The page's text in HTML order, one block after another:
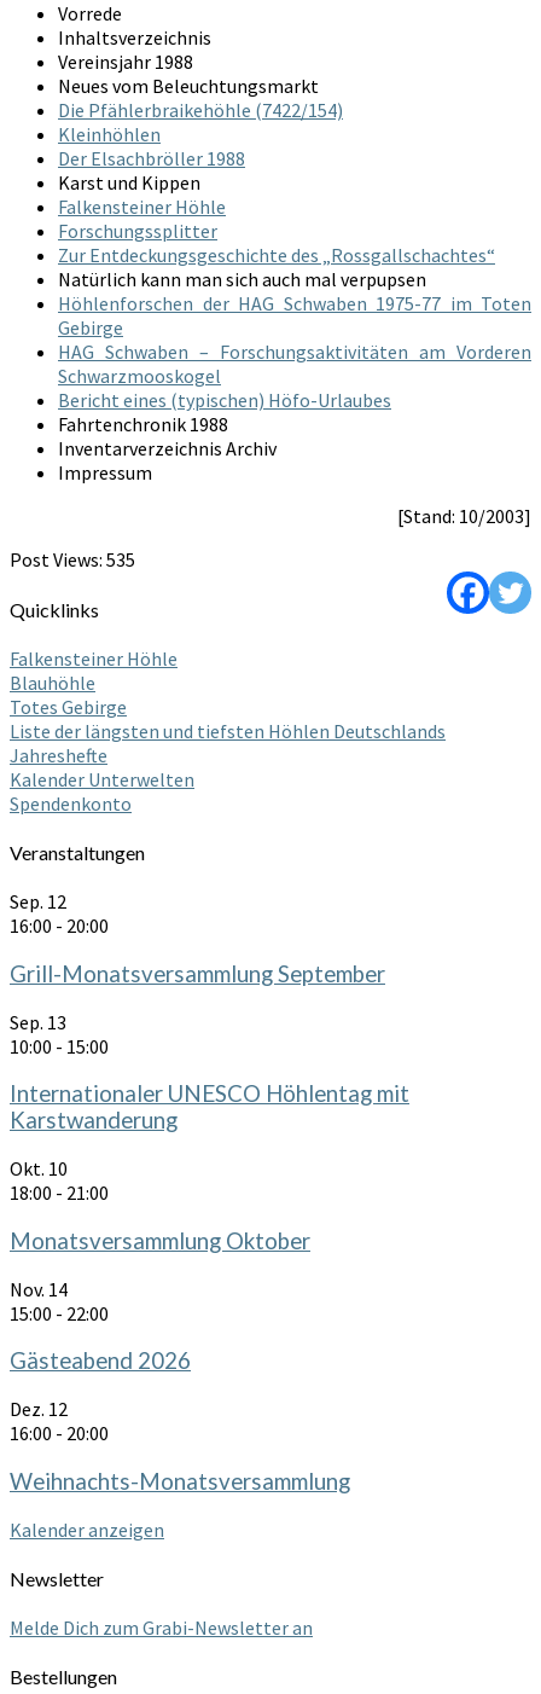
Vorrede
Inhaltsverzeichnis
Vereinsjahr 1988
Neues vom Beleuchtungsmarkt
Die Pfählerbraikehöhle (7422/154)
Kleinhöhlen
Der Elsachbröller 1988
Karst und Kippen
Falkensteiner Höhle
Forschungssplitter
Zur Entdeckungsgeschichte des „Rossgallschachtes“
Natürlich kann man sich auch mal verpupsen
Höhlenforschen der HAG Schwaben 1975-77 im Toten
Gebirge
HAG Schwaben – Forschungsaktivitäten am Vorderen
Schwarzmooskogel
Bericht eines (typischen) Höfo-Urlaubes
Fahrtenchronik 1988
Inventarverzeichnis Archiv
Impressum
[Stand: 10/2003]
Post Views: 535
Quicklinks
Falkensteiner Höhle
Blauhöhle
Totes Gebirge
Liste der längsten und tiefsten Höhlen Deutschlands
Jahreshefte
Kalender Unterwelten
Spendenkonto
Veranstaltungen
Sep. 12
16:00 - 20:00
Grill-Monatsversammlung September
Sep. 13
10:00 - 15:00
Internationaler UNESCO Höhlentag mit
Karstwanderung
Okt. 10
18:00 - 21:00
Monatsversammlung Oktober
Nov. 14
15:00 - 22:00
Gästeabend 2026
Dez. 12
16:00 - 20:00
Weihnachts-Monatsversammlung
Kalender anzeigen
Newsletter
Melde Dich zum Grabi-Newsletter an
Bestellungen